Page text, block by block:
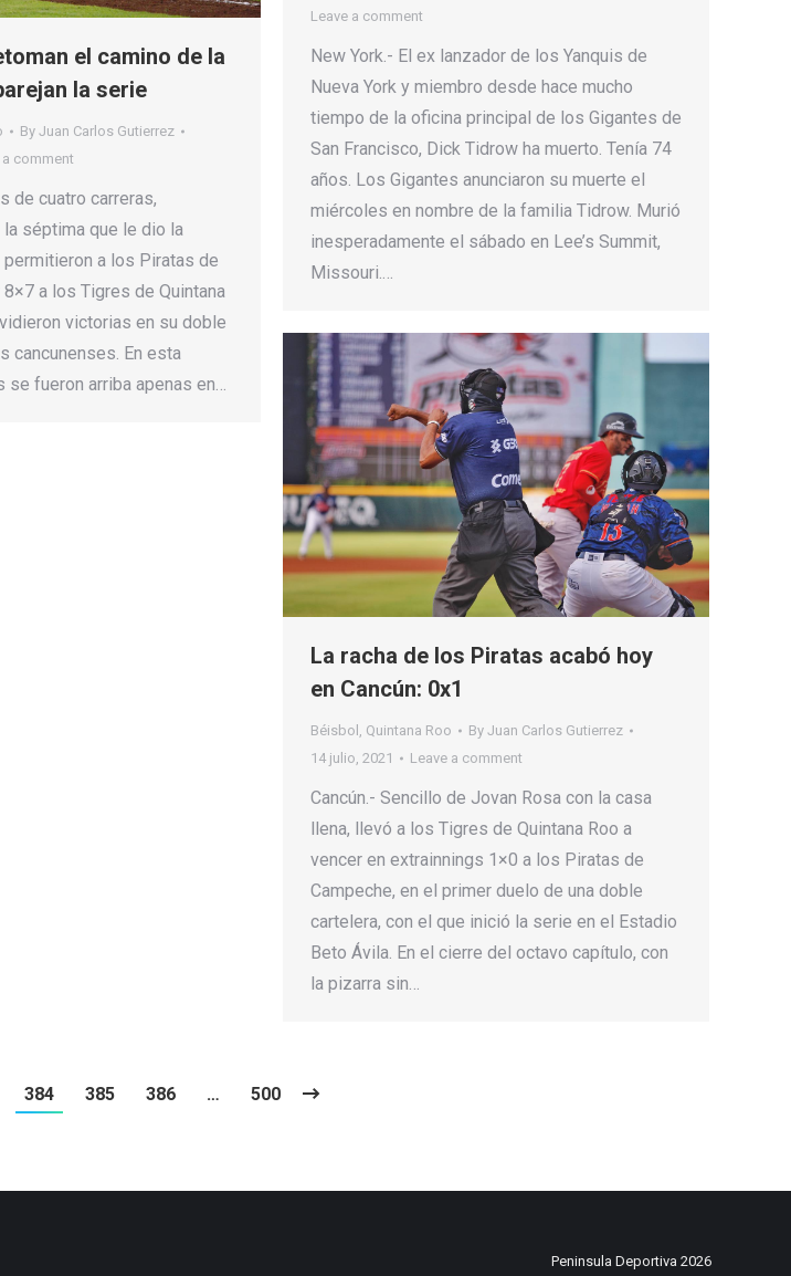
Leave a comment
New York.- El ex lanzador de los Yanquis de
Nueva York y miembro desde hace mucho
tiempo de la oficina principal de los Gigantes de
San Francisco, Dick Tidrow ha muerto. Tenía 74
años. Los Gigantes anunciaron su muerte el
miércoles en nombre de la familia Tidrow. Murió
inesperadamente el sábado en Lee’s Summit,
Missouri.…
el camino de la
la serie
By Juan Carlos Gutierrez
a comment
de cuatro carreras,
la séptima que le dio la
permitieron a los Piratas de
a los Tigres de Quintana
victorias en su doble
cancunenses. En esta
se fueron arriba apenas en…
La racha de los Piratas acabó hoy
en Cancún: 0x1
Béisbol , Quintana Roo By Juan Carlos Gutierrez
14 julio, 2021
Leave a comment
Cancún.- Sencillo de Jovan Rosa con la casa
llena, llevó a los Tigres de Quintana Roo a
vencer en extrainnings 1×0 a los Piratas de
Campeche, en el primer duelo de una doble
cartelera, con el que inició la serie en el Estadio
Beto Ávila. En el cierre del octavo capítulo, con
la pizarra sin…
384 385 386 … 500
Peninsula Deportiva 2026